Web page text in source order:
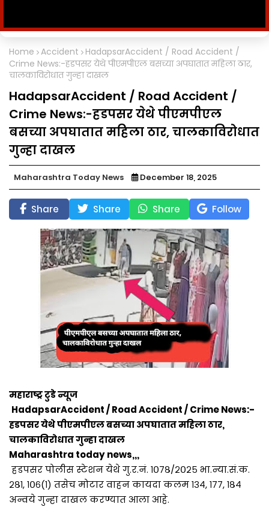
Home Accident
HadapsarAccident / Road Accident /
Crime News:-हडपसर येथे पीएमपीएल बसच्या अपघातात महिला ठार,
चालकाविरोधात गुन्हा दाखल
HadapsarAccident / Road Accident /
Crime News:-हडपसर येथे पीएमपीएल
बसच्या अपघातात महिला ठार, चालकाविरोधात
गुन्हा दाखल
Maharashtra Today News December 18, 2025
Share Share Share Follow
महाराष्ट्र टुडे न्यूज
HadapsarAccident / Road Accident / Crime News:-
हडपसर येथे पीएमपीएल बसच्या अपघातात महिला ठार,
चालकाविरोधात गुन्हा दाखल
Maharashtra today news,,,
हडपसर पोलीस स्टेशन येथे गु.र.नं. १०७८/२०२५ भा.न्या.सं.क.
२८१, १०६(१) तसेच मोटार वाहन कायदा कलम १३४, १७७, १८४
अन्वये गुन्हा दाखल करण्यात आला आहे.